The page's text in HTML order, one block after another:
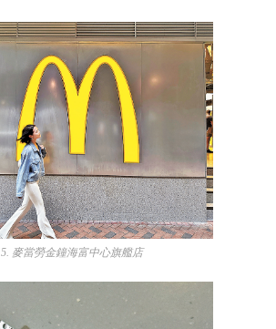
5. 麥當勞金鐘海富中心旗艦店